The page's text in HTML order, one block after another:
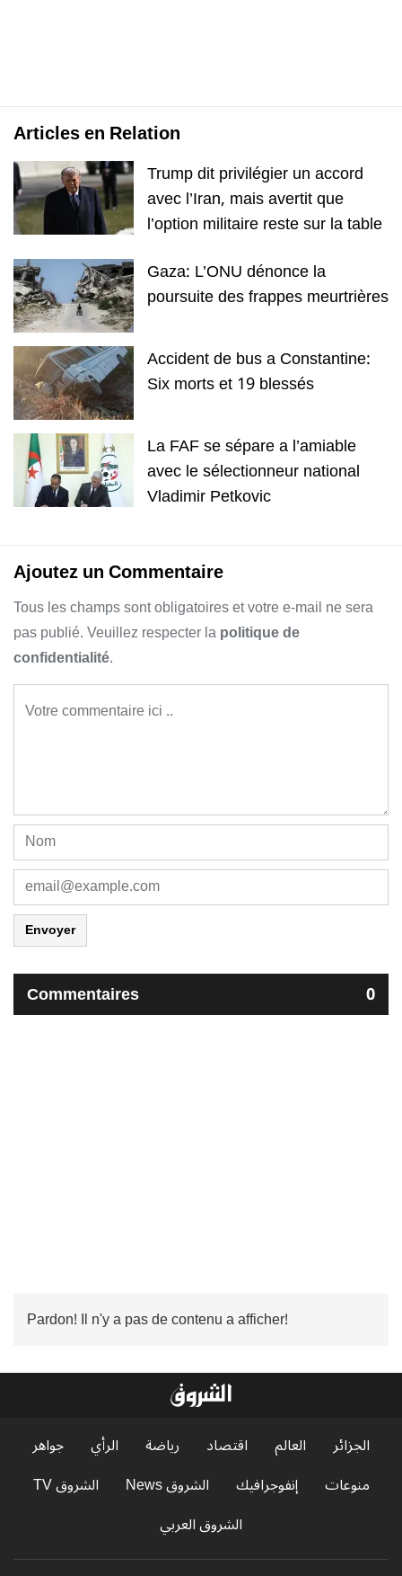
Articles en Relation
Trump dit privilégier un accord
avec l’Iran, mais avertit que
l’option militaire reste sur la table
Gaza: L’ONU dénonce la
poursuite des frappes meurtrières
Accident de bus a Constantine:
Six morts et 19 blessés
La FAF se sépare a l’amiable
avec le sélectionneur national
Vladimir Petkovic
Ajoutez un Commentaire
Tous les champs sont obligatoires et votre e-mail ne sera
pas publié. Veuillez respecter lapolitique de
confidentialité.
Envoyer
Commentaires 0
Pardon! Il n'y a pas de contenu a afficher!
الجزائر العالم اقتصاد رياضة الرأي
جواهر
منوعات
إنفوجرافيك الشروق News
الشروق TV
الشروق العربي